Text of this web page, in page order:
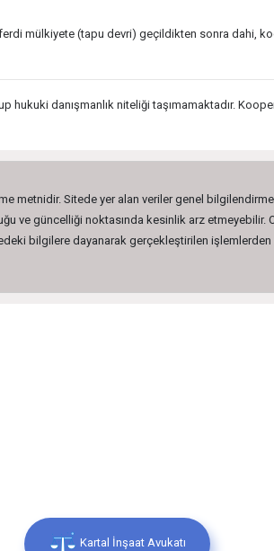
mülkiyete (tapu devri) geçildikten sonra dahi,
hukuki danışmanlık niteliği taşımamaktadır.
metnidir. Sitede yer alan veriler genel
güncelliği noktasında kesinlik arz etmeyebilir.
bilgilere dayanarak gerçekleştirilen
Kartal İnşaat Avukatı